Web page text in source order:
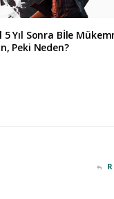
Yıl Sonra Bİle
Peki Neden?